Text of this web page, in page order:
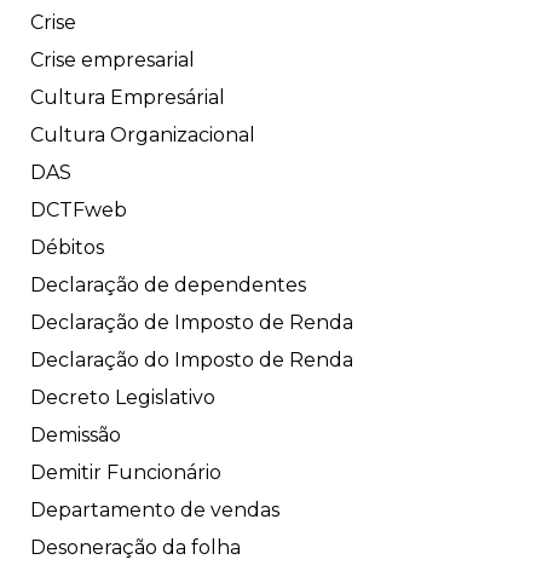
Crise
Crise empresarial
Cultura Empresárial
Cultura Organizacional
DAS
DCTFweb
Débitos
Declaração de dependentes
Declaração de Imposto de Renda
Declaração do Imposto de Renda
Decreto Legislativo
Demissão
Demitir Funcionário
Departamento de vendas
Desoneração da folha